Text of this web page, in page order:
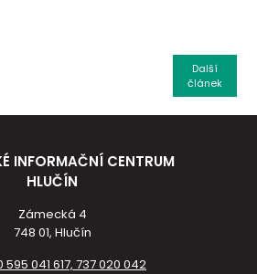
Další
článek
INFORMAČNÍ CENTRUM
HLUČÍN
Zámecká 4
748 01, Hlučín
595 041 617, 737 020 042